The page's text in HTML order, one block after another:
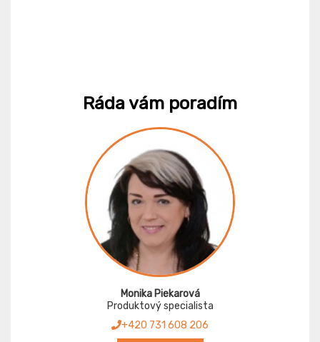
Ráda vám poradím
Monika Piekarová
Produktový specialista
+420 731 608 206